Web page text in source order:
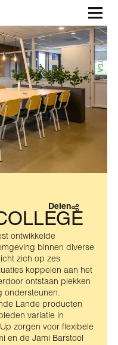
Delen
ontwikkelde
binnen diverse
zich op zes
koppelen aan het
ontstaan plekken
ondersteunen.
Lande producten
variatie in
zorgen voor flexibele
en de Jami Barstool